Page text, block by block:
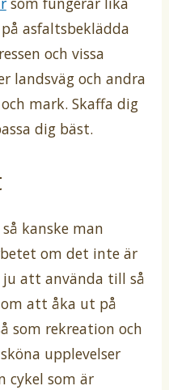
asfaltsbeklädda
och vissa
landsväg och andra
mark. Skaffa dig
dig bäst.
kanske man
om det inte är
att använda till så
att åka ut på
som rekreation och
upplevelser
cykel som är